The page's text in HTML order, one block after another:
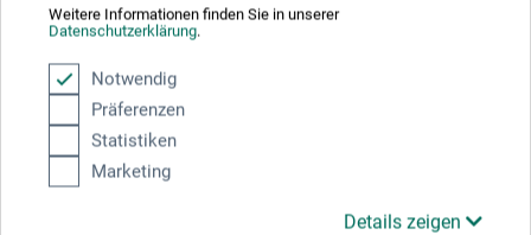
Weitere Informationen finden Sie in unserer
Datenschutzerklärung.
Notwendig
Präferenzen
Statistiken
Marketing
Details zeigen